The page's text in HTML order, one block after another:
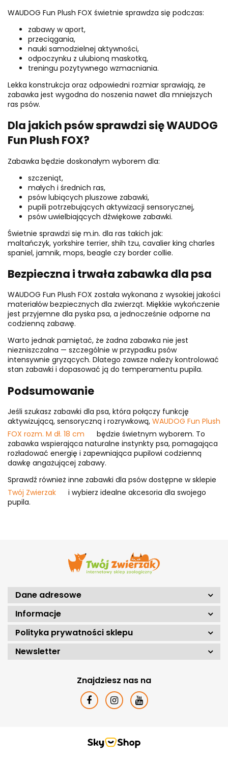
WAUDOG Fun Plush FOX świetnie sprawdza się podczas:
zabawy w aport,
przeciągania,
nauki samodzielnej aktywności,
odpoczynku z ulubioną maskotką,
treningu pozytywnego wzmacniania.
Lekka konstrukcja oraz odpowiedni rozmiar sprawiają, że
zabawka jest wygodna do noszenia nawet dla mniejszych
ras psów.
Dla jakich psów sprawdzi się WAUDOG
Fun Plush FOX?
Zabawka będzie doskonałym wyborem dla:
szczeniąt,
małych i średnich ras,
psów lubiących pluszowe zabawki,
pupili potrzebujących aktywizacji sensorycznej,
psów uwielbiających dźwiękowe zabawki.
Świetnie sprawdzi się m.in. dla ras takich jak:
maltańczyk, yorkshire terrier, shih tzu, cavalier king charles
spaniel, jamnik, mops, beagle czy border collie.
Bezpieczna i trwała zabawka dla psa
WAUDOG Fun Plush FOX została wykonana z wysokiej jakości
materiałów bezpiecznych dla zwierząt. Miękkie wykończenie
jest przyjemne dla pyska psa, a jednocześnie odporne na
codzienną zabawę.
Warto jednak pamiętać, że żadna zabawka nie jest
niezniszczalna — szczególnie w przypadku psów
intensywnie gryzących. Dlatego zawsze należy kontrolować
stan zabawki i dopasować ją do temperamentu pupila.
Podsumowanie
Jeśli szukasz zabawki dla psa, która połączy funkcję
aktywizującą, sensoryczną i rozrywkową, WAUDOG Fun Plush
FOX rozm. M dł. 18 cm
będzie świetnym wyborem. To
zabawka wspierająca naturalne instynkty psa, pomagająca
rozładować energię i zapewniająca pupilowi codzienną
dawkę angażującej zabawy.
Sprawdź również inne zabawki dla psów dostępne w sklepie
Twój Zwierzak
i wybierz idealne akcesoria dla swojego
pupila.
Dane adresowe
Informacje
Polityka prywatności sklepu
Newsletter
Znajdziesz nas na